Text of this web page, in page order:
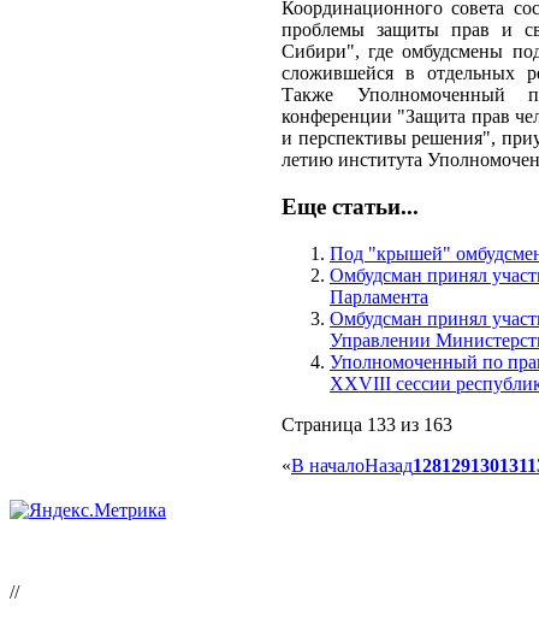
Координационного совета
проблемы защиты прав и
Сибири", где омбудсмены
сложившейся в отдельных
Также Уполномоченный
конференции "Защита прав
и перспективы решения",
летию института
Еще статьи...
Под "крышей"
Омбудсман принял
Парламента
Омбудсман принял
Управлении
Уполномоченный по
XXVIII сессии
Страница 133 из 163
«В началоНазад128129130131
//